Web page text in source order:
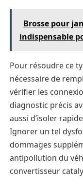
Brosse pour
indispensable
Pour résoudre ce
nécessaire de
vérifier les
diagnostic précis
aussi d’isoler
Ignorer un tel
dommages
antipollution du
convertisseur